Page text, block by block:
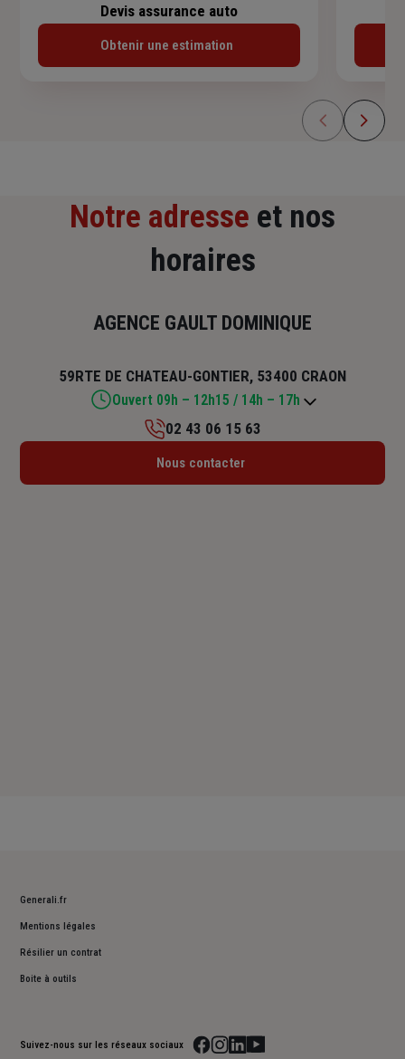
Devis assurance auto
Obtenir une estimation
Notre adresse et nos
horaires
AGENCE GAULT DOMINIQUE
59RTE DE CHATEAU-GONTIER, 53400 CRAON
Ouvert 09h – 12h15 / 14h – 17h
Lundi : 09h – 12h15
02 43 06 15 63
Nous contacter
Generali.fr
Mentions légales
Résilier un contrat
Boite à outils
Suivez-nous sur les réseaux sociaux